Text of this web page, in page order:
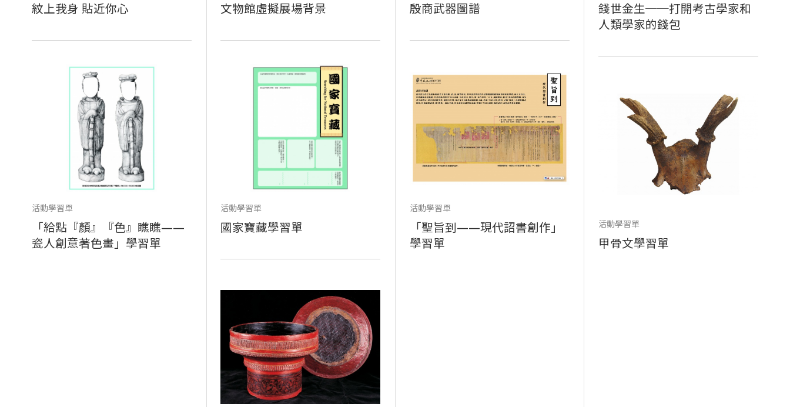
紋上我身 貼近你心 文物館虛擬展場背景 殷商武器圖譜
錢世金生──打開考古學家和
人類學家的錢包
活動學習單
「給點『顏』『色』瞧瞧——
瓷人創意著色畫」學習單
活動學習單
國家寶藏學習單
活動學習單
「聖旨到——現代詔書創作」
學習單
活動學習單
甲骨文學習單